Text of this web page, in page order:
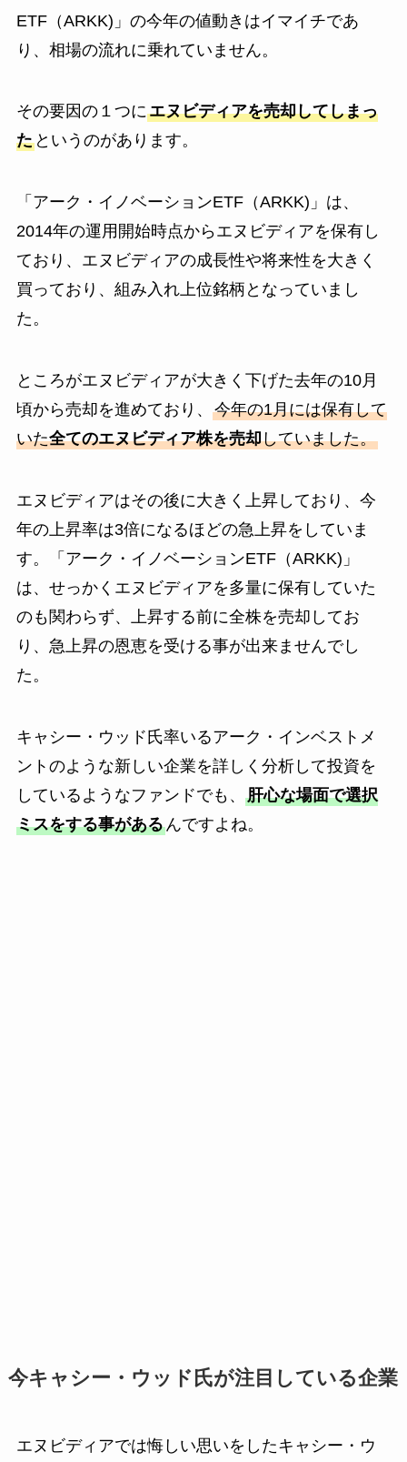
ETF（ARKK)」の今年の値動きはイマイチであ
り、相場の流れに乗れていません。
その要因の１つにエヌビディアを売却してしまっ
たというのがあります。
「アーク・イノベーションETF（ARKK)」は、
2014年の運用開始時点からエヌビディアを保有し
ており、エヌビディアの成長性や将来性を大きく
買っており、組み入れ上位銘柄となっていまし
た。
ところがエヌビディアが大きく下げた去年の10月
頃から売却を進めており、 今年の1月には保有して
いた全てのエヌビディア株を売却していました。
エヌビディアはその後に大きく上昇しており、今
年の上昇率は3倍になるほどの急上昇をしていま
す。「アーク・イノベーションETF（ARKK)」
は、せっかくエヌビディアを多量に保有していた
のも関わらず、上昇する前に全株を売却してお
り、急上昇の恩恵を受ける事が出来ませんでし
た。
キャシー・ウッド氏率いるアーク・インベストメ
ントのような新しい企業を詳しく分析して投資を
しているようなファンドでも、 肝心な場面で選択
ミスをする事があるんですよね。
今キャシー・ウッド氏が注目している企業
エヌビディアでは悔しい思いをしたキャシー・ウ